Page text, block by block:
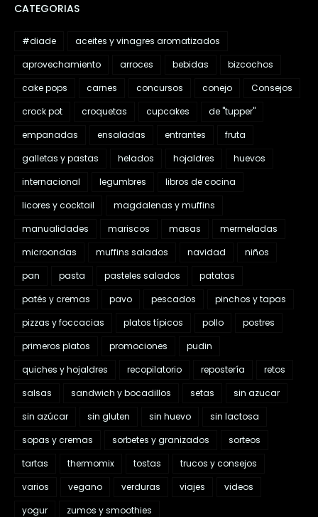
CATEGORIAS
#diade
aceites y vinagres aromatizados
aprovechamiento
arroces bebidas
bizcochos
cake pops
carnes concursos conejo
Consejos
crock pot
croquetas cupcakes
de "tupper"
empanadas
ensaladas entrantes
fruta
galletas y pastas
helados hojaldres
huevos
internacional
legumbres
libros de cocina
licores y cocktail
magdalenas y muffins
manualidades
mariscos masas
mermeladas
microondas
muffins salados navidad
niños
pan
pasta pasteles salados
patatas
patés y cremas
pavo pescados
pinchos y tapas
pizzas y foccacias
platos típicos pollo
postres
primeros platos
promociones
pudin
quiches y hojaldres
recopilatorio repostería
retos
salsas
sandwich y bocadillos setas
sin azucar
sin azúcar
sin gluten sin huevo
sin lactosa
sopas y cremas
sorbetes y granizados
sorteos
tartas
thermomix tostas
trucos y consejos
varios
vegano verduras viajes
videos
yogur
zumos y smoothies